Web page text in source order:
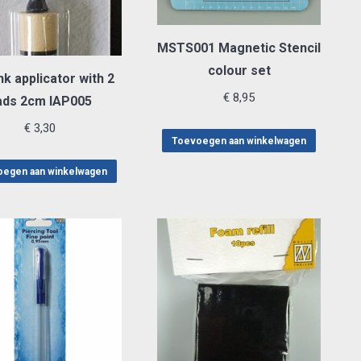
applicator with 2
2cm IAP005
€ 3,30
aan winkelwagen
MSTS001 Magnetic Stencil
colour set
€ 8,95
Toevoegen aan winkelwagen